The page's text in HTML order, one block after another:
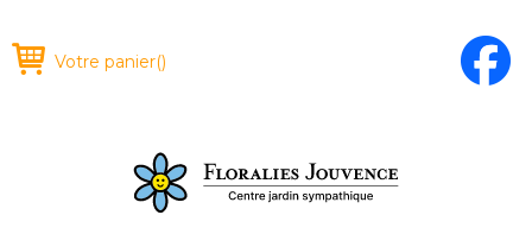
Votre panier()